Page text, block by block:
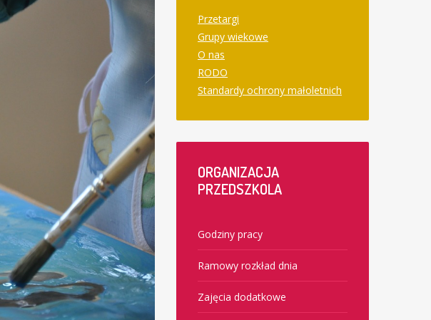
Przetargi
Grupy wiekowe
O nas
RODO
Standardy ochrony małoletnich
ORGANIZACJA
PRZEDSZKOLA
Godziny pracy
Ramowy rozkład dnia
Zajęcia dodatkowe